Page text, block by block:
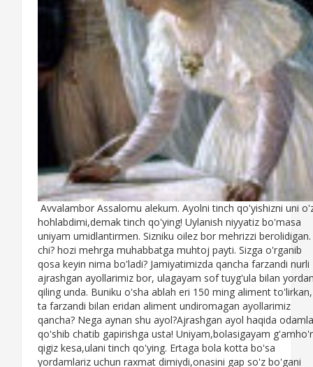
Avvalambor Assalomu alekum. Ayolni tinch qo'yishizni uni
hohlabdimi,demak tinch qo'ying! Uylanish niyyatiz bo'masa
uniyam umidlantirmen. Sizniku oilez bor mehrizzi berolidigan.
chi? hozi mehrga muhabbatga muhtoj payti. Sizga o'rganib
qosa keyin nima bo'ladi? Jamiyatimizda qancha farzandi nurli
ajrashgan ayollarimiz bor, ulagayam sof tuyg'ula bilan
qiling unda. Buniku o'sha ablah eri 150 ming aliment
ta farzandi bilan eridan aliment undiromagan ayollarimiz
qancha? Nega aynan shu ayol?Ajrashgan ayol haqida odamla
qo'shib chatib gapirishga usta! Uniyam,bolasigayam
qigiz kesa,ulani tinch qo'ying. Ertaga bola kotta bo'sa
yordamlariz uchun raxmat dimiydi,onasini gap so'z bo'gani